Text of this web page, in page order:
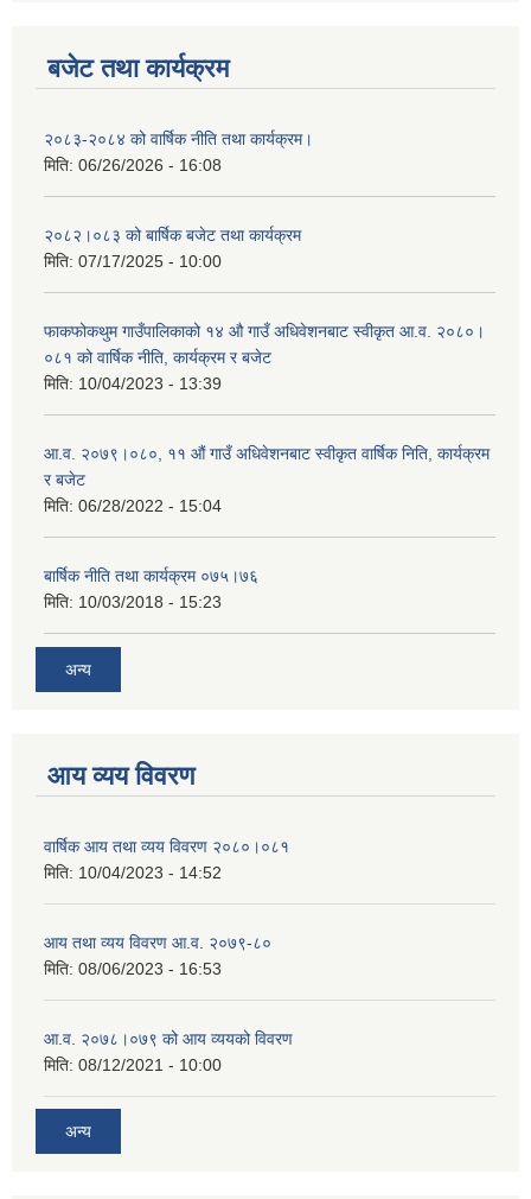
बजेट तथा कार्यक्रम
२०८३-२०८४ को वार्षिक नीति तथा कार्यक्रम।
मिति: 06/26/2026 - 16:08
२०८२।०८३ को बार्षिक बजेट तथा कार्यक्रम
मिति: 07/17/2025 - 10:00
फाकफोकथुम गाउँपालिकाको १४ औ गाउँ अधिवेशनबाट स्वीकृत आ.व. २०८०।
०८१ को वार्षिक नीति, कार्यक्रम र बजेट
मिति: 10/04/2023 - 13:39
आ.व. २०७९।०८०, ११ औं गाउँ अधिवेशनबाट स्वीकृत वार्षिक निति, कार्यक्रम
र बजेट
मिति: 06/28/2022 - 15:04
बार्षिक नीति तथा कार्यक्रम ०७५।७६
मिति: 10/03/2018 - 15:23
अन्य
आय व्यय विवरण
वार्षिक आय तथा व्यय विवरण २०८०।०८१
मिति: 10/04/2023 - 14:52
आय तथा व्यय विवरण आ.व. २०७९-८०
मिति: 08/06/2023 - 16:53
आ.व. २०७८।०७९ को आय व्ययको विवरण
मिति: 08/12/2021 - 10:00
अन्य